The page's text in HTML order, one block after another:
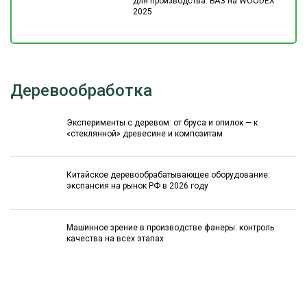
2025
Деревообработка
Эксперименты с деревом: от бруса и опилок — к
«стеклянной» древесине и композитам
Китайское деревообрабатывающее оборудование:
экспансия на рынок РФ в 2026 году
Машинное зрение в производстве фанеры: контроль
качества на всех этапах